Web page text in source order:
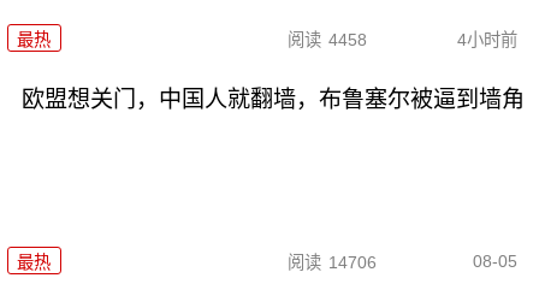
最热 阅读 4458 4小时前
欧盟想关门，中国人就翻墙，布鲁塞尔被逼到墙角
最热 阅读 14706 08-05